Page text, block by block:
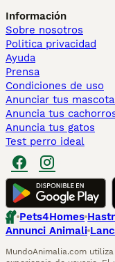
Información
Sobre nosotros
Politica privacidad
Ayuda
Prensa
Condiciones de uso
Anunciar tus
Anuncia tus
Anuncia tus gatos
Test perro ideal
Pets4Homes
Annunci Animali
MundoAnimalia.com